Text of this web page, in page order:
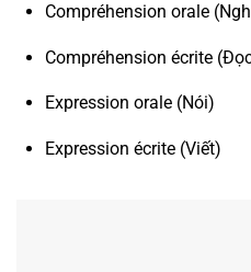
Compréhension orale
Compréhension écrite
Expression orale (Nói)
Expression écrite (Viết)